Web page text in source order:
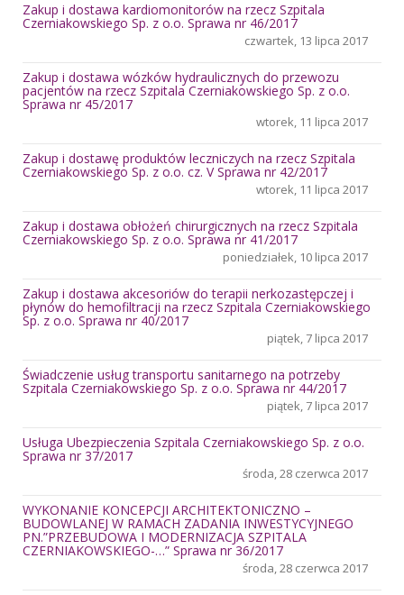
Zakup i dostawa kardiomonitorów na rzecz Szpitala
Czerniakowskiego Sp. z o.o. Sprawa nr 46/2017
czwartek, 13 lipca 2017
Zakup i dostawa wózków hydraulicznych do przewozu
pacjentów na rzecz Szpitala Czerniakowskiego Sp. z o.o.
Sprawa nr 45/2017
wtorek, 11 lipca 2017
Zakup i dostawę produktów leczniczych na rzecz Szpitala
Czerniakowskiego Sp. z o.o. cz. V Sprawa nr 42/2017
wtorek, 11 lipca 2017
Zakup i dostawa obłożeń chirurgicznych na rzecz Szpitala
Czerniakowskiego Sp. z o.o. Sprawa nr 41/2017
poniedziałek, 10 lipca 2017
Zakup i dostawa akcesoriów do terapii nerkozastępczej i
płynów do hemofiltracji na rzecz Szpitala Czerniakowskiego
Sp. z o.o. Sprawa nr 40/2017
piątek, 7 lipca 2017
Świadczenie usług transportu sanitarnego na potrzeby
Szpitala Czerniakowskiego Sp. z o.o. Sprawa nr 44/2017
piątek, 7 lipca 2017
Usługa Ubezpieczenia Szpitala Czerniakowskiego Sp. z o.o.
Sprawa nr 37/2017
środa, 28 czerwca 2017
WYKONANIE KONCEPCJI ARCHITEKTONICZNO –
BUDOWLANEJ W RAMACH ZADANIA INWESTYCYJNEGO
PN.”PRZEBUDOWA I MODERNIZACJA SZPITALA
CZERNIAKOWSKIEGO-…” Sprawa nr 36/2017
środa, 28 czerwca 2017